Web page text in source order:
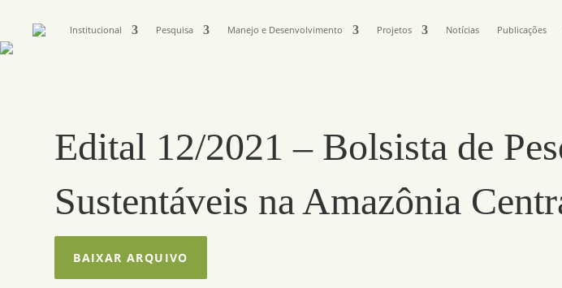
Institucional Pesquisa Manejo e Desenvolvimento Projetos Notícias Publicações
Edital 12/2021 – Bolsista de
Sustentáveis na Amazônia
BAIXAR ARQUIVO